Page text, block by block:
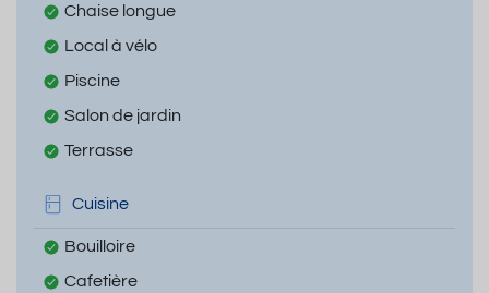
Chaise longue
Local à vélo
Piscine
Salon de jardin
Terrasse
Cuisine
Bouilloire
Cafetière